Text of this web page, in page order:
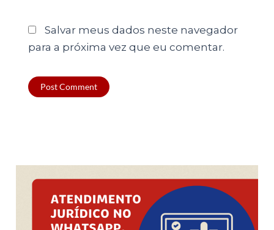
Salvar meus dados neste navegador
para a próxima vez que eu comentar.